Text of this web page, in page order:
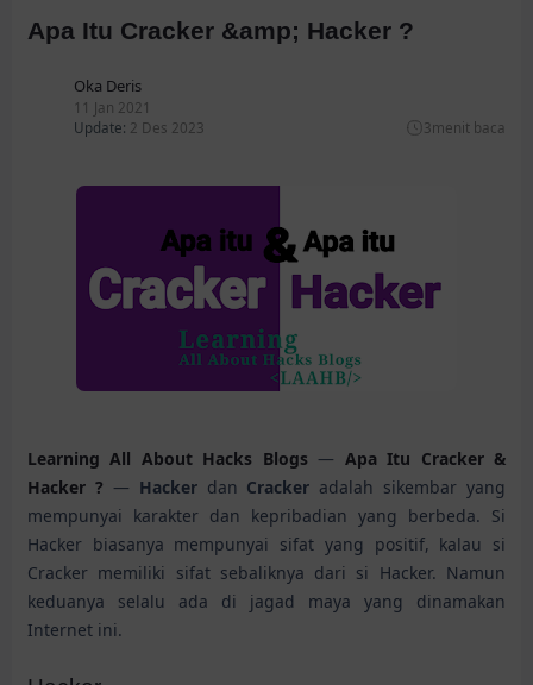
Apa Itu Cracker &amp; Hacker ?
Oka Deris
11 Jan 2021
Update: 2 Des 2023 3menit baca
Learning All About Hacks Blogs — Apa Itu Cracker &
Hacker ? — Hackerdan Cracker adalah sikembar yang
mempunyai karakter dan kepribadian yang berbeda. Si
Hacker biasanya mempunyai sifat yang positif, kalau si
Cracker memiliki sifat sebaliknya dari si Hacker. Namun
keduanya selalu ada di jagad maya yang dinamakan
Internet ini.